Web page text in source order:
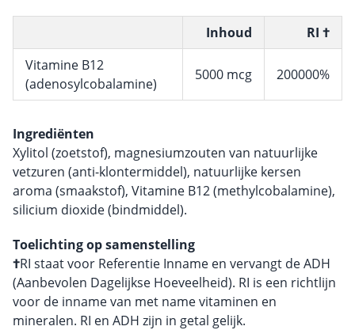
Inhoud
RI †
Vitamine B12
(adenosylcobalamine)
5000 mcg 200000%
Ingrediënten
Xylitol (zoetstof), magnesiumzouten van natuurlijke
vetzuren (anti-klontermiddel), natuurlijke kersen
aroma (smaakstof), Vitamine B12 (methylcobalamine),
silicium dioxide (bindmiddel).
Toelichting op samenstelling
†RI staat voor Referentie Inname en vervangt de ADH
(Aanbevolen Dagelijkse Hoeveelheid). RI is een richtlijn
voor de inname van met name vitaminen en
mineralen. RI en ADH zijn in getal gelijk.